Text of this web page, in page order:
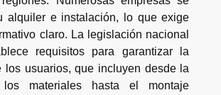
alquiler e instalación, lo que exige
claro. La legislación nacional
requisitos para garantizar la
los usuarios, que incluyen desde la
materiales hasta el montaje